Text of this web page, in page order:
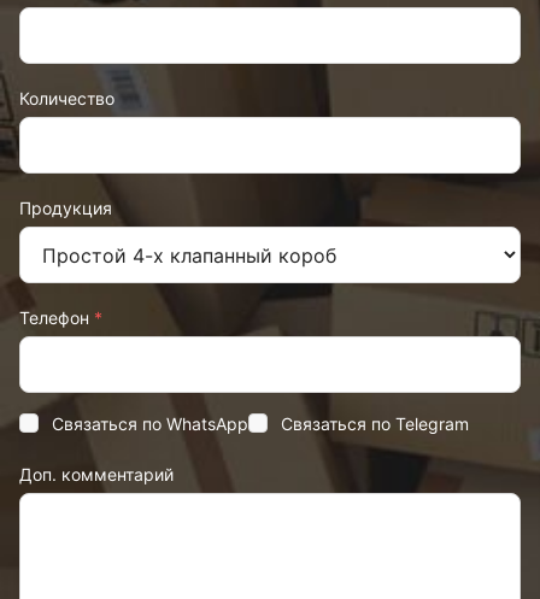
Продукция
Количество
Телефон *
Доп. комментарий
Связаться по WhatsApp Связаться по Telegram